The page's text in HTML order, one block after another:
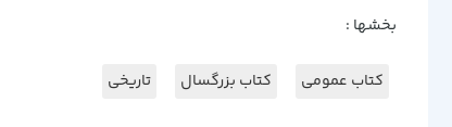
بخشها :
کتاب عمومی کتاب بزرگسال تاریخی